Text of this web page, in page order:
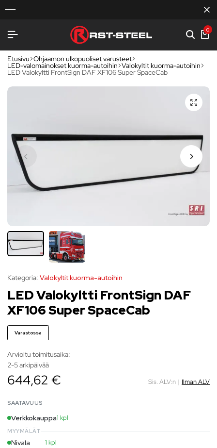
0
Etusivu Ohjaamon ulkopuoliset varusteet
LED-valomainokset kuorma-autoihin Valokyltit kuorma-autoihin
LED Valokyltti FrontSign DAF XF106 Super SpaceCab
Kategoria: Valokyltit kuorma-autoihin
LED Valokyltti FrontSign DAF
XF106 Super SpaceCab
Varastossa
Arvioitu toimitusaika:
2-5 arkipäivää
644,62 € Sis. ALV:n | Ilman ALV
SAATAVUUS
Verkkokauppa1 kpl
MYYMÄLÄT
Nivala 1 kpl